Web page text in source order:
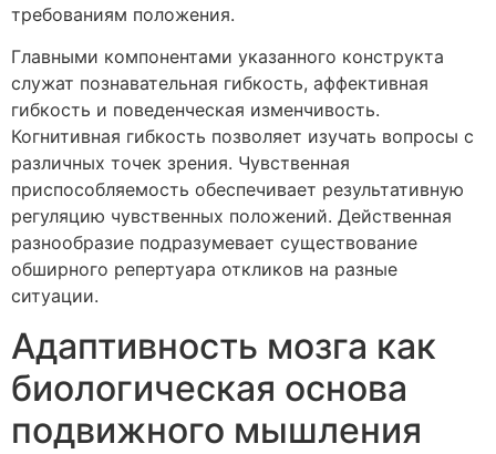
требованиям положения.
Главными компонентами указанного конструкта
служат познавательная гибкость, аффективная
гибкость и поведенческая изменчивость.
Когнитивная гибкость позволяет изучать вопросы с
различных точек зрения. Чувственная
приспособляемость обеспечивает результативную
регуляцию чувственных положений. Действенная
разнообразие подразумевает существование
обширного репертуара откликов на разные
ситуации.
Адаптивность мозга как
биологическая основа
подвижного мышления